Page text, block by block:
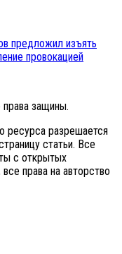
предложил изъять
провокацией
защины.
ресурса разрешается
статьи. Все
с открытых
права на авторство